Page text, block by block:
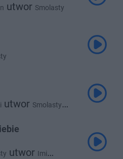
utwor Smolasty
utwor Smolasty
utwor Imi